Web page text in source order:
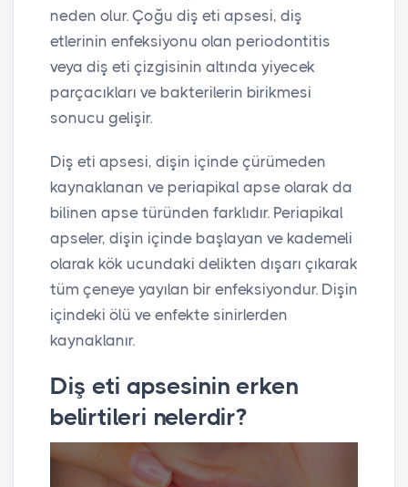
neden olur. Çoğu diş eti apsesi, diş
etlerinin enfeksiyonu olan periodontitis
veya diş eti çizgisinin altında yiyecek
parçacıkları ve bakterilerin birikmesi
sonucu gelişir.
Diş eti apsesi, dişin içinde çürümeden
kaynaklanan ve periapikal apse olarak da
bilinen apse türünden farklıdır. Periapikal
apseler, dişin içinde başlayan ve kademeli
olarak kök ucundaki delikten dışarı çıkarak
tüm çeneye yayılan bir enfeksiyondur. Dişin
içindeki ölü ve enfekte sinirlerden
kaynaklanır.
Diş eti apsesinin erken
belirtileri nelerdir?